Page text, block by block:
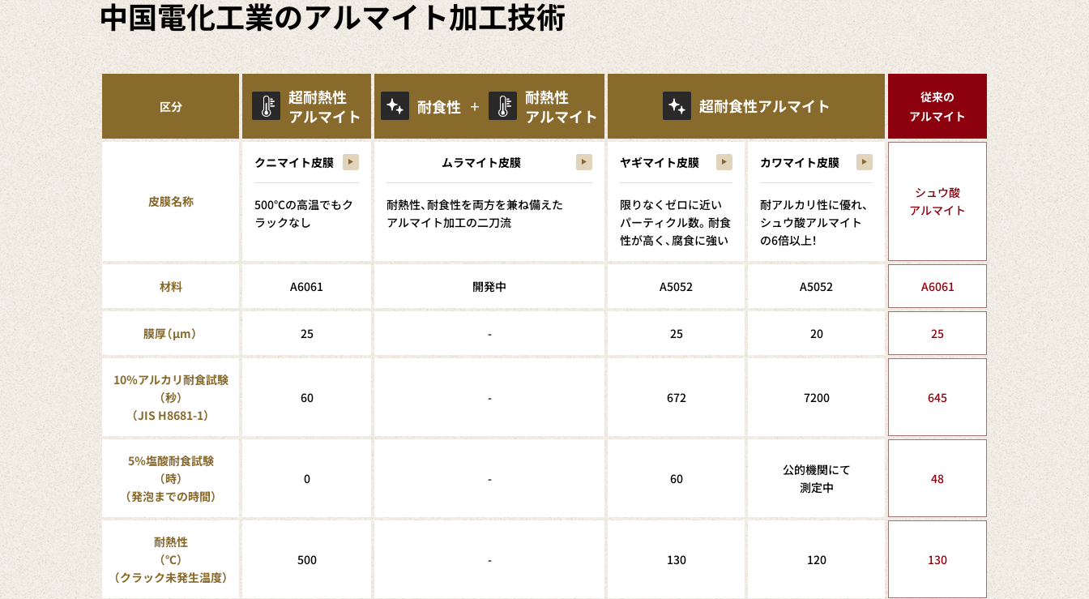
中国電化工業のアルマイト加工技術
区分
超耐熱性
アルマイト
耐食性 ＋
耐熱性
アルマイト
超耐食性アルマイト
従来の
アルマイト
皮膜名称
クニマイト皮膜
500℃の高温でもク
ラックなし
ムラマイト皮膜
耐熱性、耐食性を両方を兼ね備えた
アルマイト加工の二刀流
ヤギマイト皮膜
限りなくゼロに近い
パーティクル数。耐食
性が高く、腐食に強い
カワマイト皮膜
耐アルカリ性に優れ、
シュウ酸アルマイト
の6倍以上！
シュウ酸
アルマイト
材料 A6061 開発中 A5052 A5052 A6061
膜厚（μm） 25 - 25 20 25
10％アルカリ耐食試験
（秒）
（JIS H8681-1）
60 - 672 7200 645
5％塩酸耐食試験
（時）
（発泡までの時間）
0 - 60
公的機関にて
測定中
48
耐熱性
（℃）
（クラック未発生温度）
500 - 130 120 130